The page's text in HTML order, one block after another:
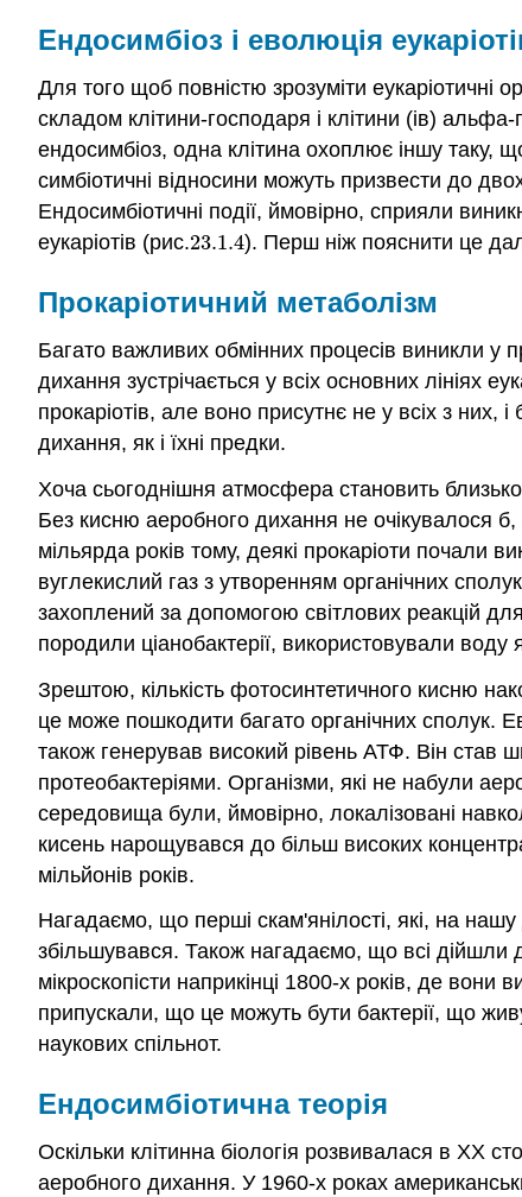
Ендосимбіоз і еволюція
Для того щоб повністю зрозуміти еукаріотичні
складом клітини-господаря і клітини (ів)
ендосимбіоз, одна клітина охоплює іншу таку,
симбіотичні відносини можуть призвести до
Ендосимбіотичні події, ймовірно, сприяли
еукаріотів (рис.23.1.4
23.1.4). Перш ніж пояснити це
Прокаріотичний метаболізм
Багато важливих обмінних процесів виникли у
дихання зустрічається у всіх основних лініях
прокаріотів, але воно присутнє не у всіх з них,
дихання, як і їхні предки.
Хоча сьогоднішня атмосфера становить
Без кисню аеробного дихання не очікувалося
мільярда років тому, деякі прокаріоти почали
вуглекислий газ з утворенням органічних
захоплений за допомогою світлових реакцій
породили ціанобактерії, використовували
Зрештою, кількість фотосинтетичного кисню
це може пошкодити багато органічних сполук.
також генерував високий рівень АТФ. Він став
протеобактеріями. Організми, які не набули
середовища були, ймовірно, локалізовані
кисень нарощувався до більш високих
мільйонів років.
Нагадаємо, що перші скам'янілості, які, на
збільшувався. Також нагадаємо, що всі дійшли
мікроскопісти наприкінці 1800-х років, де вони
припускали, що це можуть бути бактерії, що
наукових спільнот.
Ендосимбіотична теорія
Оскільки клітинна біологія розвивалася в ХХ
аеробного дихання. У 1960-х роках